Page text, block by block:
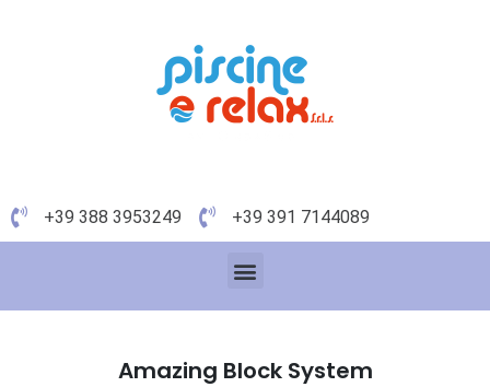
+39 388 3953249 +39 391 7144089
Amazing Block System